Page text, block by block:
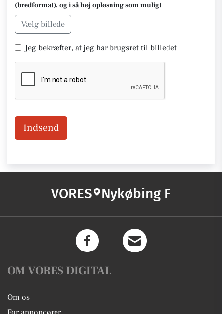
(bredformat), og i så høj opløsning som muligt
Vælg billede
Jeg bekræfter, at jeg har brugsret til billedet
Indsend
VORES Nykøbing F
OM VORES DIGITAL
Om os
For annoncører